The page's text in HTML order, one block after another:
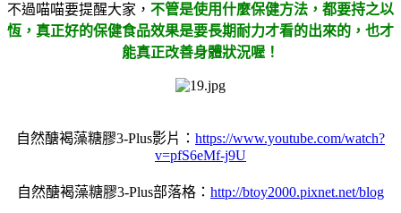
不過喵喵要提醒大家， 不管是使用什麼保健方法，都要持之以
恆，真正好的保健食品效果是要長期耐力才看的出來的，也才
能真正改善身體狀況喔！
自然醣褐藻糖膠3-Plus影片： https://www.youtube.com/watch?
v=pfS6eMf-j9U
自然醣褐藻糖膠3-Plus部落格： http://btoy2000.pixnet.net/blog